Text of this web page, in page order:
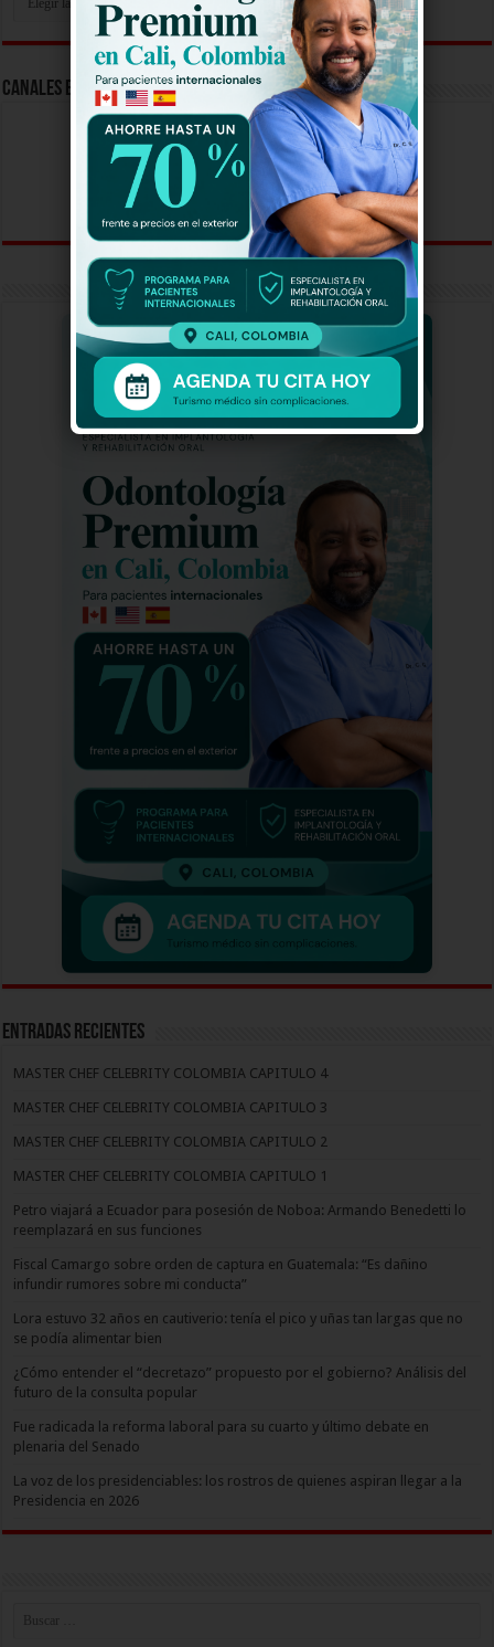
Aqui
Canales En Vivo
Entradas recientes
MASTER CHEF CELEBRITY COLOMBIA CAPITULO 4
MASTER CHEF CELEBRITY COLOMBIA CAPITULO 3
MASTER CHEF CELEBRITY COLOMBIA CAPITULO 2
MASTER CHEF CELEBRITY COLOMBIA CAPITULO 1
Petro viajará a Ecuador para posesión de Noboa: Armando Benedetti lo
reemplazará en sus funciones
Fiscal Camargo sobre orden de captura en Guatemala: “Es dañino
infundir rumores sobre mi conducta”
Lora estuvo 32 años en cautiverio: tenía el pico y uñas tan largas que no
se podía alimentar bien
¿Cómo entender el “decretazo” propuesto por el gobierno? Análisis del
futuro de la consulta popular
Fue radicada la reforma laboral para su cuarto y último debate en
plenaria del Senado
La voz de los presidenciables: los rostros de quienes aspiran llegar a la
Presidencia en 2026